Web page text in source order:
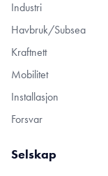
Industri
Havbruk/Subsea
Kraftnett
Mobilitet
Installasjon
Forsvar
Selskap